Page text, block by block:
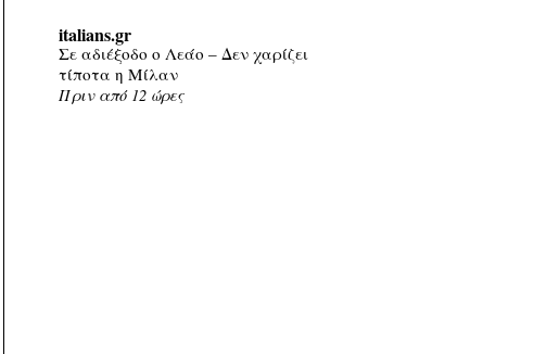
italians.gr
Σε αδιέξοδο ο Λεάο – Δεν χαρίζει
τίποτα η Μίλαν
Πριν από 12 ώρες